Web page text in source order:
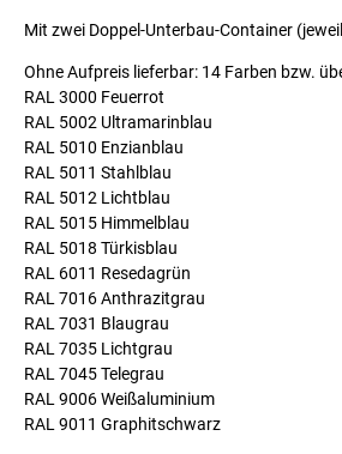
Mit zwei Doppel-Unterbau-Container
Ohne Aufpreis lieferbar: 14 Farben bzw.
RAL 3000 Feuerrot
RAL 5002 Ultramarinblau
RAL 5010 Enzianblau
RAL 5011 Stahlblau
RAL 5012 Lichtblau
RAL 5015 Himmelblau
RAL 5018 Türkisblau
RAL 6011 Resedagrün
RAL 7016 Anthrazitgrau
RAL 7031 Blaugrau
RAL 7035 Lichtgrau
RAL 7045 Telegrau
RAL 9006 Weißaluminium
RAL 9011 Graphitschwarz